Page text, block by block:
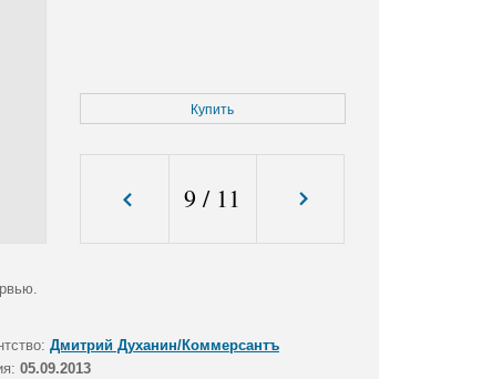
Купить
9 / 11
Дмитрий Духанин/Коммерсантъ
05.09.2013